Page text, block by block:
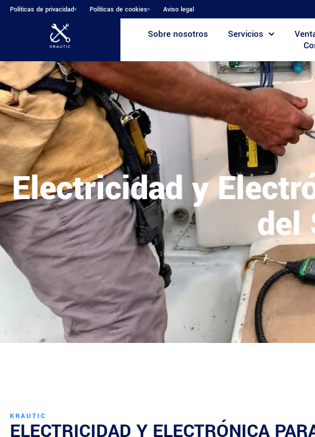
Políticas de privacidad Políticas de cookies Aviso legal
Sobre nosotros Servicios
Electricidad y
del
KRAUTIC
ELECTRICIDAD Y ELECTRÓNICA